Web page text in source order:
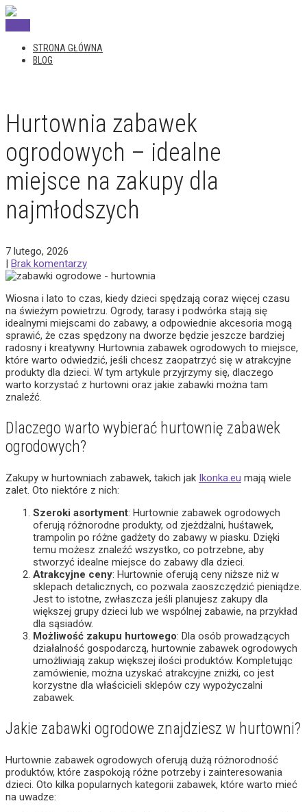
STRONA GŁÓWNA
BLOG
Hurtownia zabawek
ogrodowych – idealne
miejsce na zakupy dla
najmłodszych
7 lutego, 2026
| Brak komentarzy
Wiosna i lato to czas, kiedy dzieci spędzają coraz więcej czasu
na świeżym powietrzu. Ogrody, tarasy i podwórka stają się
idealnymi miejscami do zabawy, a odpowiednie akcesoria mogą
sprawić, że czas spędzony na dworze będzie jeszcze bardziej
radosny i kreatywny. Hurtownia zabawek ogrodowych to miejsce,
które warto odwiedzić, jeśli chcesz zaopatrzyć się w atrakcyjne
produkty dla dzieci. W tym artykule przyjrzymy się, dlaczego
warto korzystać z hurtowni oraz jakie zabawki można tam
znaleźć.
Dlaczego warto wybierać hurtownię zabawek
ogrodowych?
Zakupy w hurtowniach zabawek, takich jak Ikonka.eu mają wiele
zalet. Oto niektóre z nich:
Szeroki asortyment: Hurtownie zabawek ogrodowych
oferują różnorodne produkty, od zjeżdżalni, huśtawek,
trampolin po różne gadżety do zabawy w piasku. Dzięki
temu możesz znaleźć wszystko, co potrzebne, aby
stworzyć idealne miejsce do zabawy dla dzieci.
Atrakcyjne ceny: Hurtownie oferują ceny niższe niż w
sklepach detalicznych, co pozwala zaoszczędzić pieniądze.
Jest to istotne, zwłaszcza jeśli planujesz zakupy dla
większej grupy dzieci lub we wspólnej zabawie, na przykład
dla sąsiadów.
Możliwość zakupu hurtowego: Dla osób prowadzących
działalność gospodarczą, hurtownie zabawek ogrodowych
umożliwiają zakup większej ilości produktów. Kompletując
zamówienie, można uzyskać atrakcyjne zniżki, co jest
korzystne dla właścicieli sklepów czy wypożyczalni
zabawek.
Jakie zabawki ogrodowe znajdziesz w hurtowni?
Hurtownie zabawek ogrodowych oferują dużą różnorodność
produktów, które zaspokoją różne potrzeby i zainteresowania
dzieci. Oto kilka popularnych kategorii zabawek, które warto mieć
na uwadze: